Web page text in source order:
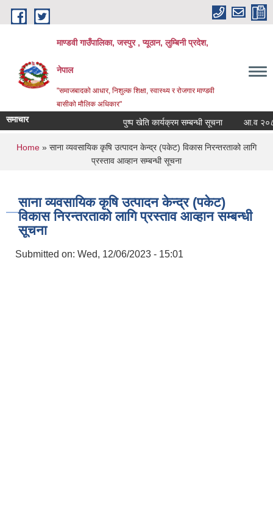
Skip to main content
माण्डवी गाउँपालिका, जस्पुर , प्यूठान, लुम्बिनी प्रदेश,
नेपाल
"समाजबादको आधार, निशुल्क शिक्षा, स्वास्थ्य र रोजगार माण्डवी
बासीको मौलिक अधिकार"
समाचार पुष्प खेति कार्यक्रम सम्बन्धी सूचना आ.व २०८३/
You are here
Home » साना व्यवसायिक कृषि उत्पादन केन्द्र (पकेट) विकास निरन्तरताको लागि
प्रस्ताव आव्हान सम्बन्धी सूचना
साना व्यवसायिक कृषि उत्पादन केन्द्र (पकेट)
विकास निरन्तरताको लागि प्रस्ताव आव्हान सम्बन्धी
सूचना
Submitted on: Wed, 12/06/2023 - 15:01